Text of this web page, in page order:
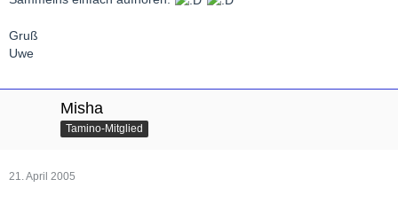
Gruß
Uwe
Misha
Tamino-Mitglied
21. April 2005